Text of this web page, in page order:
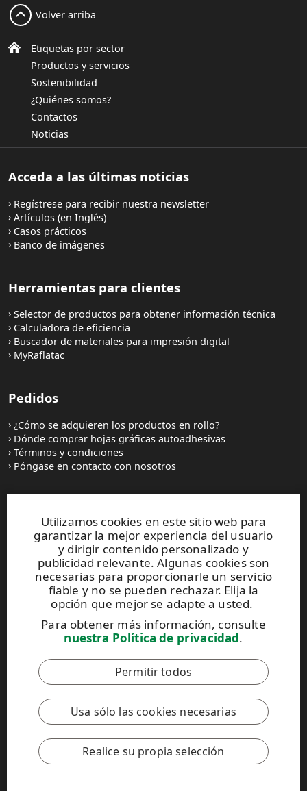
Utilizamos cookies en este sitio web para
garantizar la mejor experiencia del usuario
y dirigir contenido personalizado y
publicidad relevante. Algunas cookies son
necesarias para proporcionarle un servicio
fiable y no se pueden rechazar. Elija la
opción que mejor se adapte a usted.
Para obtener más información, consulte
nuestra Política de privacidad.
Permitir todos
Usa sólo las cookies necesarias
Realice su propia selección
Etiquetas por sector
Productos y servicios
Sostenibilidad
¿Quiénes somos?
Contactos
Noticias
Volver arriba
Acceda a las últimas noticias
Regístrese para recibir nuestra newsletter
Artículos (en Inglés)
Casos prácticos
Banco de imágenes
Herramientas para clientes
Selector de productos para obtener información técnica
Calculadora de eficiencia
Buscador de materiales para impresión digital
MyRaflatac
Pedidos
¿Cómo se adquieren los productos en rollo?
Dónde comprar hojas gráficas autoadhesivas
Términos y condiciones
Póngase en contacto con nosotros
UPM Raflatac Graphics Solutions
UPM Raflatac Office Products
UPM Raflatac Industrial Removables
Contactos
Este sitio está protegido por reCAPTCHA y se aplican
Política de privacidad y losTérminos de servicio
Código de Conducta de UPM
Copyright © 2026 UPM
UPM Global
Aviso legal